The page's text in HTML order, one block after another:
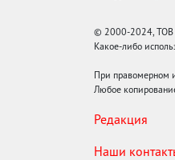
© 2000-2024, ТОВ
Какое-либо
При правомерном
Любое
Редакция
Наши